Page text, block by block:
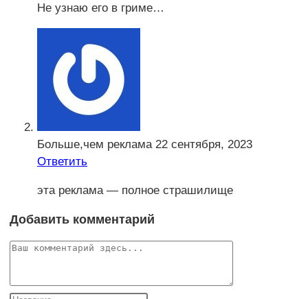
Не узнаю его в гриме…
Больше,чем реклама 22 сентября, 2023
Ответить
эта реклама — полное страшилище
Добавить комментарий
Комментарий